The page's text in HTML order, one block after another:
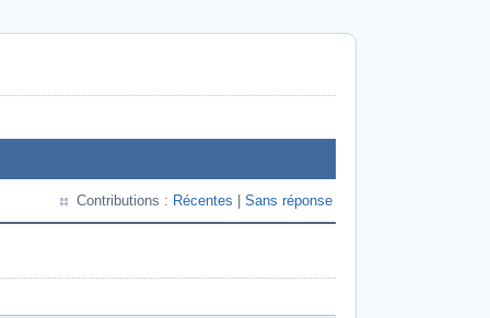
Contributions : Récentes Sans réponse